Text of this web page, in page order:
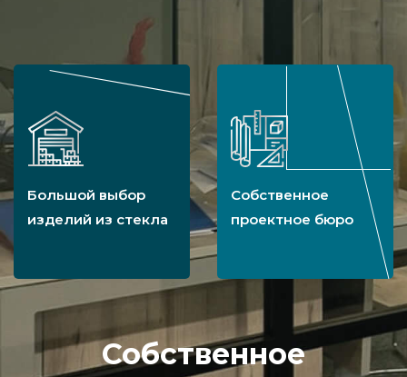
Большой выбор
изделий из стекла
Собственное
проектное бюро
Собственное